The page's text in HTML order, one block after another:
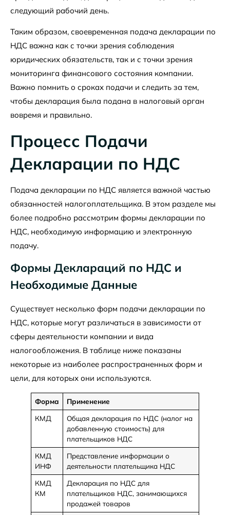
следующий рабочий день.
Таким образом, своевременная подача декларации по
НДС важна как с точки зрения соблюдения
юридических обязательств, так и с точки зрения
мониторинга финансового состояния компании.
Важно помнить о сроках подачи и следить за тем,
чтобы декларация была подана в налоговый орган
вовремя и правильно.
Процесс Подачи
Декларации по НДС
Подача декларации по НДС является важной частью
обязанностей налогоплательщика. В этом разделе мы
более подробно рассмотрим формы декларации по
НДС, необходимую информацию и электронную
подачу.
Формы Деклараций по НДС и
Необходимые Данные
Существует несколько форм подачи декларации по
НДС, которые могут различаться в зависимости от
сферы деятельности компании и вида
налогообложения. В таблице ниже показаны
некоторые из наиболее распространенных форм и
цели, для которых они используются.
Форма
Применение
КМД
Общая декларация по НДС (налог на
добавленную стоимость) для
плательщиков НДС
КМД
ИНФ
Представление информации о
деятельности плательщика НДС
КМД
КМ
Декларация по НДС для
плательщиков НДС, занимающихся
продажей товаров